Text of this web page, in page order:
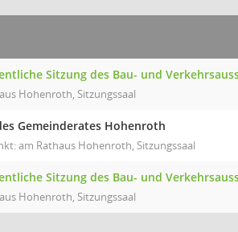
Sitzung des Bau- und
Hohenroth, Sitzungssaal
Gemeinderates Hohenroth
am Rathaus Hohenroth, Sitzungssaal
Sitzung des Bau- und
Hohenroth, Sitzungssaal